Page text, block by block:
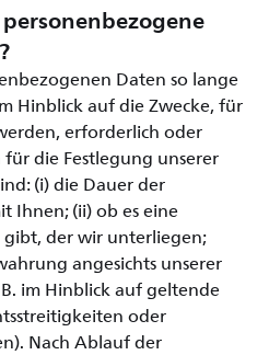
Daten so lange
Hinblick auf die Zwecke, für
erforderlich oder
die Festlegung unserer
(i) die Dauer der
Ihnen; (ii) ob es eine
der wir unterliegen;
angesichts unserer
im Hinblick auf geltende
oder
Nach Ablauf der